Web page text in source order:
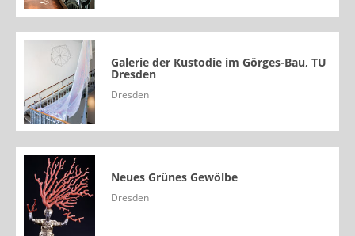
Galerie der Kustodie im Görges-Bau, TU
Dresden
Dresden
Neues Grünes Gewölbe
Dresden